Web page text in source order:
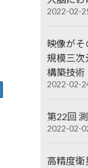
2022-02-
映像がそ
規模三次
構築技術
2022-02-
第22回
2022-02-
高精度衛